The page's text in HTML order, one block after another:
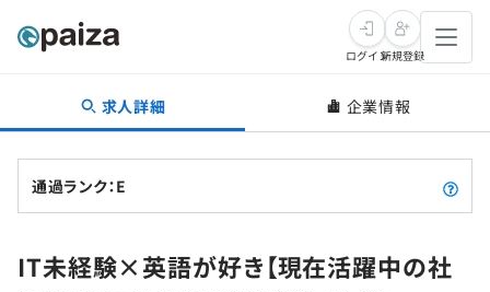
転職・キャリア
転職成功ガイド
インタビュー
新卒就活
求人検索
学習
ログイン新規登録
求人詳細 企業情報
通過ランク：E
IT未経験×英語が好き【現在活躍中の社